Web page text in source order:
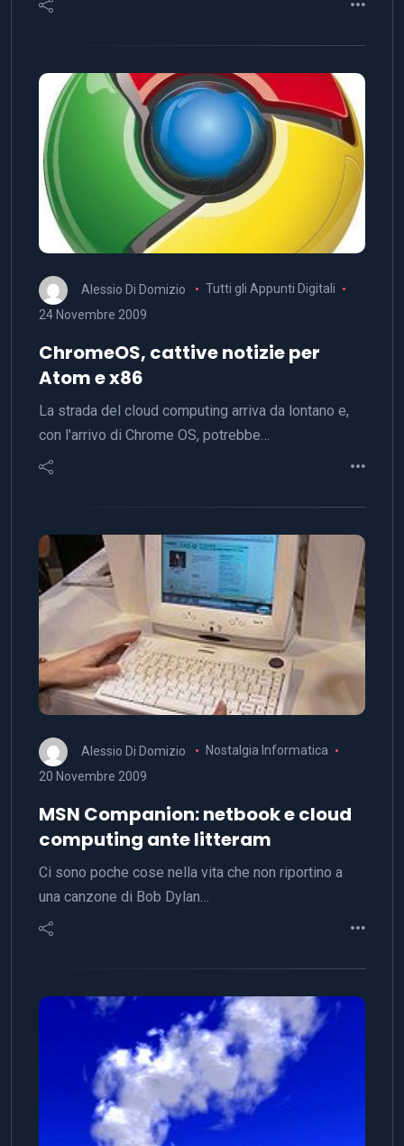
Alessio Di Domizio
Tutti gli Appunti Digitali
24 Novembre 2009
ChromeOS, cattive notizie per
Atom e x86
La strada del cloud computing arriva da lontano e,
con l'arrivo di Chrome OS, potrebbe…
Alessio Di Domizio
Nostalgia Informatica
20 Novembre 2009
MSN Companion: netbook e cloud
computing ante litteram
Ci sono poche cose nella vita che non riportino a
una canzone di Bob Dylan…